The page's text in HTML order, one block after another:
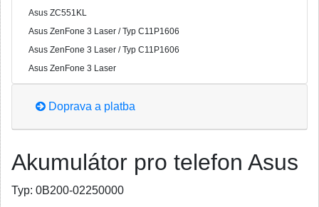
Asus ZC551KL
Asus ZenFone 3 Laser / Typ C11P1606
Asus ZenFone 3 Laser / Typ C11P1606
Asus ZenFone 3 Laser
Doprava a platba
Akumulátor pro telefon Asus
Typ: 0B200-02250000